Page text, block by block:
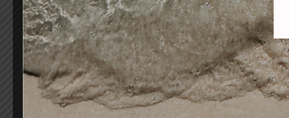
ALCANTARA TINTE SIN
AMONIACO PREMIUM VIOLETT
6-83 RUBIO OSCURO MARRÓN
DORADO
10,50€ 4,90 €